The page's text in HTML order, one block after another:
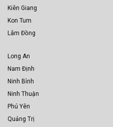
Kiên Giang
Kon Tum
Lâm Đồng
Long An
Nam Định
Ninh Bình
Ninh Thuận
Phú Yên
Quảng Trị